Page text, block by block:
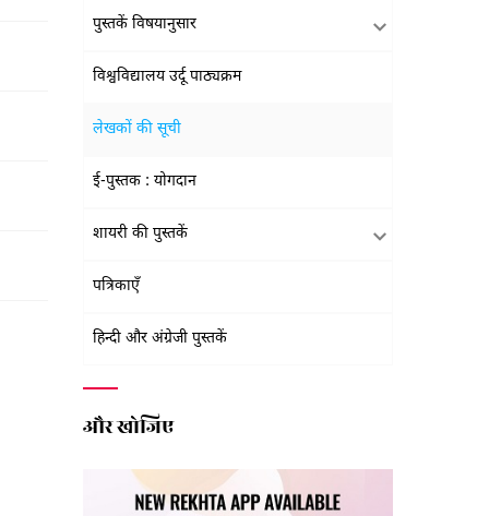
पुस्तकें विषयानुसार
विश्वविद्यालय उर्दू पाठ्यक्रम
लेखकों की सूची
ई-पुस्तक : योगदान
शायरी की पुस्तकें
पत्रिकाएँ
हिन्दी और अंग्रेजी पुस्तकें
और खोजिए